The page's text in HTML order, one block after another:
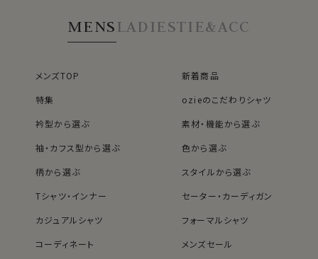
MENSLADIESTIE&ACC
メンズTOP
新着商品
特集
ozieのこだわりシャツ
衿型から選ぶ
素材・機能から選ぶ
袖・カフス型から選ぶ
色から選ぶ
柄から選ぶ
スタイルから選ぶ
Tシャツ・インナー
セーター・カーディガン
カジュアルシャツ
フォーマルシャツ
コーディネート
メンズセール